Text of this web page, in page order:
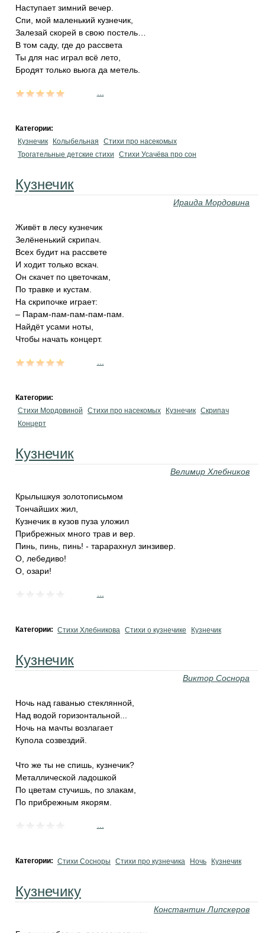
Наступает зимний вечер.
Спи, мой маленький кузнечик,
Залезай скорей в свою постель…
В том саду, где до рассвета
Ты для нас играл всё лето,
Бродят только вьюга да метель.
Категории:
Кузнечик
Колыбельная
Стихи про насекомых
Трогательные детские стихи
Стихи Усачёва про сон
Кузнечик
Ираида Мордовина
Живёт в лесу кузнечик
Зелёненький скрипач.
Всех будит на рассвете
И ходит только вскач.
Он скачет по цветочкам,
По травке и кустам.
На скрипочке играет:
– Парам-пам-пам-пам-пам.
Найдёт усами ноты,
Чтобы начать концерт.
Категории:
Стихи Мордовиной
Стихи про насекомых Кузнечик Скрипач
Концерт
Кузнечик
Велимир Хлебников
Крылышкуя золотописьмом
Тончайших жил,
Кузнечик в кузов пуза уложил
Прибрежных много трав и вер.
Пинь, пинь, пинь! - тарарахнул зинзивер.
О, лебедиво!
О, озари!
Категории: Стихи Хлебникова Стихи о кузнечике Кузнечик
Кузнечик
Виктор Соснора
Ночь над гаванью стеклянной,
Над водой горизонтальной...
Ночь на мачты возлагает
Купола созвездий.
Что же ты не спишь, кузнечик?
Металлической ладошкой
По цветам стучишь, по злакам,
По прибрежным якорям.
Категории: Стихи Сосноры Стихи про кузнечика Ночь Кузнечик
Кузнечику
Константин Липскеров